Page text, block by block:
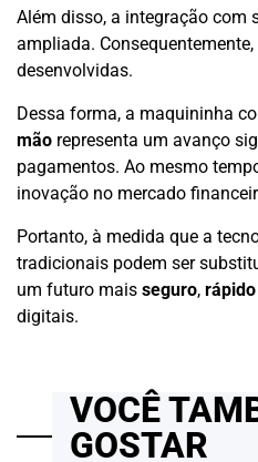
Além disso, a integração com
ampliada.
desenvolvidas.
Dessa forma, a maquininha
mão representa um avanço
pagamentos. Ao mesmo
inovação no mercado
Portanto, à medida que a
tradicionais podem ser
um futuro mais seguro, rápido
digitais.
VOCÊ
GOSTAR